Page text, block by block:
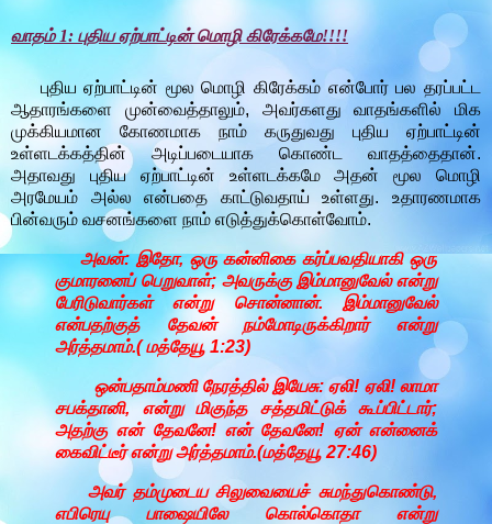
வாதம் 1: புதிய ஏற்பாட்டின் மொழி கிரேக்கமே!!!!
புதிய ஏற்பாட்டின் மூல மொழி கிரேக்கம் என்போர் பல தரப்பட்ட
ஆதாரங்களை முன்வைத்தாலும், அவர்களது வாதங்களில் மிக
முக்கியமான கோணமாக நாம் கருதுவது புதிய ஏற்பாட்டின்
உள்ளடக்கத்தின் அடிப்படையாக கொண்ட வாதத்தைதான்.
அதாவது புதிய ஏற்பாட்டின் உள்ளடக்கமே அதன் மூல மொழி
அரமேயம் அல்ல என்பதை காட்டுவதாய் உள்ளது. உதாரணமாக
பின்வரும் வசனங்களை நாம் எடுத்துக்கொள்வோம்.
அவன்: இதோ, ஒரு கன்னிகை கர்ப்பவதியாகி ஒரு
குமாரனைப் பெறுவாள்; அவருக்கு இம்மானுவேல் என்று
பேரிடுவார்கள் என்று சொன்னான். இம்மானுவேல்
என்பதற்குத் தேவன் நம்மோடிருக்கிறார் என்று
அர்த்தமாம்.( மத்தேயூ 1:23)
ஒன்பதாம்மணி நேரத்தில் இயேசு: ஏலி! ஏலி! லாமா
சபக்தானி, என்று மிகுந்த சத்தமிட்டுக் கூப்பிட்டார்;
அதற்கு என் தேவனே! என் தேவனே! ஏன் என்னைக்
கைவிட்டீர் என்று அர்த்தமாம்.(மத்தேயூ 27:46)
அவர் தம்முடைய சிலுவையைச் சுமந்துகொண்டு,
எபிரெயு பாஷையிலே கொல்கொதா என்று